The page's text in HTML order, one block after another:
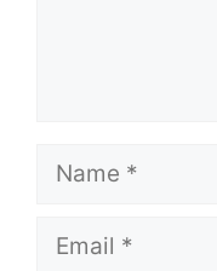
Name
Email